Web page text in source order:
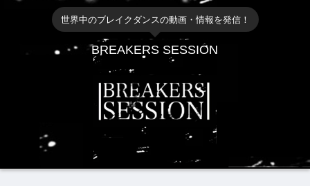
世界中のブレイクダンスの動画・情報を発信！
BREAKERS SESSION